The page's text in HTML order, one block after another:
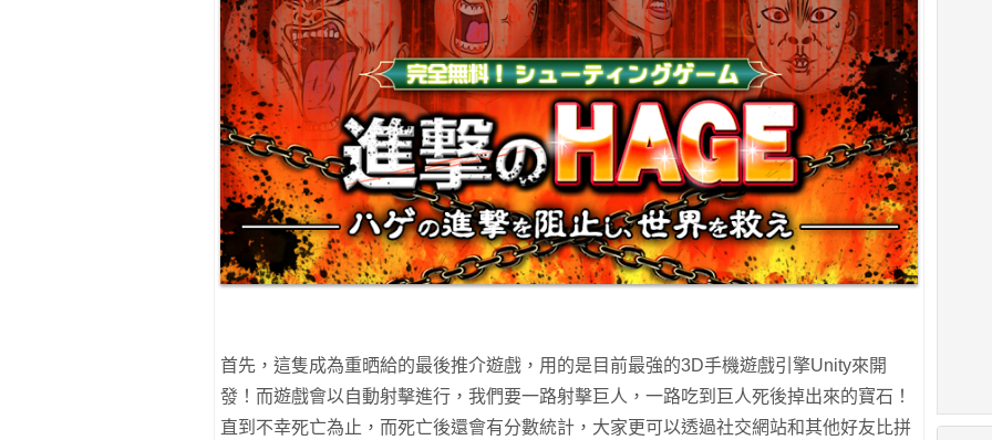
首先，這隻成為重晒給的最後推介遊戲，用的是目前最強的3D手機遊戲引擎Unity來開
發！而遊戲會以自動射擊進行，我們要一路射擊巨人，一路吃到巨人死後掉出來的寶石！
直到不幸死亡為止，而死亡後還會有分數統計，大家更可以透過社交網站和其他好友比拼